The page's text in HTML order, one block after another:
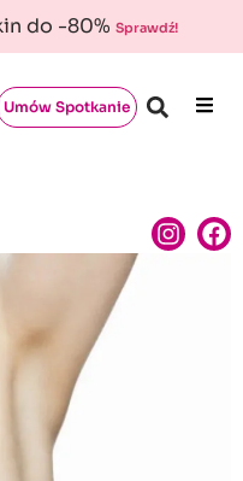
do -80% Sprawdź!
Umów Spotkanie